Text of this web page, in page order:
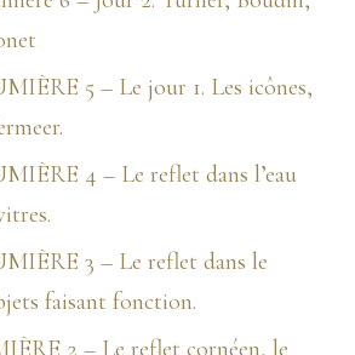
5 – Le jour 1. Les icônes,
4 – Le reflet dans l’eau
3 – Le reflet dans le
faisant fonction.
2 – Le reflet cornéen, le